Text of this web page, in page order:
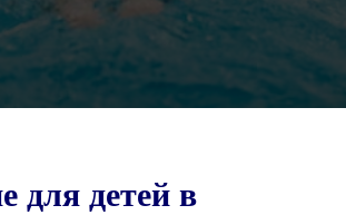
для детей в